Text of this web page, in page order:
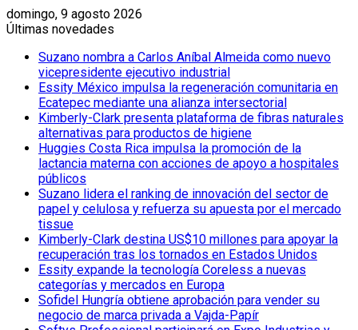
domingo, 9 agosto 2026
Últimas novedades
Suzano nombra a Carlos Aníbal Almeida como nuevo
vicepresidente ejecutivo industrial
Essity México impulsa la regeneración comunitaria en
Ecatepec mediante una alianza intersectorial
Kimberly-Clark presenta plataforma de fibras naturales
alternativas para productos de higiene
Huggies Costa Rica impulsa la promoción de la
lactancia materna con acciones de apoyo a hospitales
públicos
Suzano lidera el ranking de innovación del sector de
papel y celulosa y refuerza su apuesta por el mercado
tissue
Kimberly-Clark destina US$10 millones para apoyar la
recuperación tras los tornados en Estados Unidos
Essity expande la tecnología Coreless a nuevas
categorías y mercados en Europa
Sofidel Hungría obtiene aprobación para vender su
negocio de marca privada a Vajda-Papír